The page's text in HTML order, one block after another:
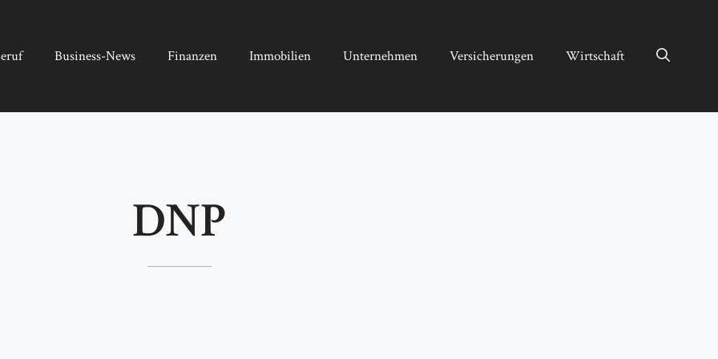
Business-News Finanzen Immobilien Unternehmen Versicherungen Wirtschaft
DNP